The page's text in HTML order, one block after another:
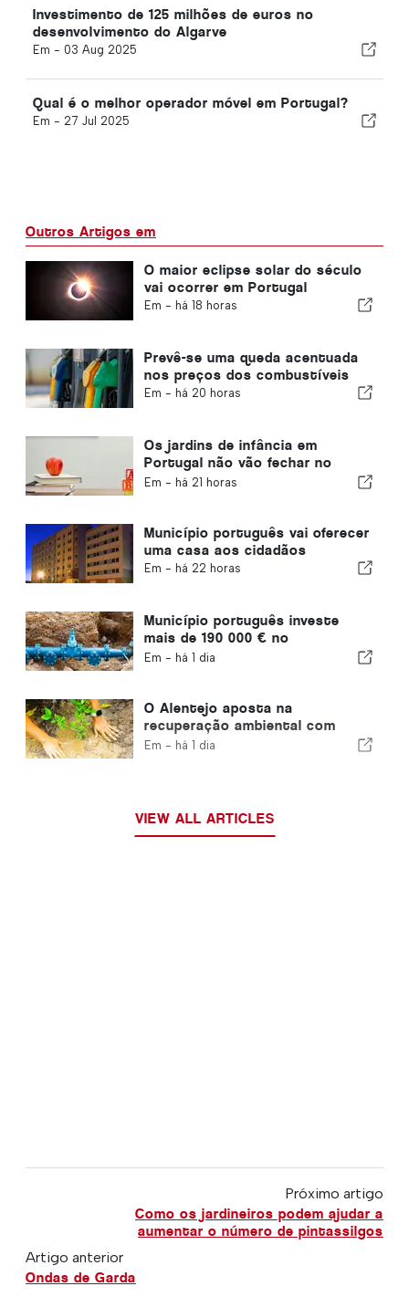
Investimento de 125 milhões de euros no
desenvolvimento do Algarve
Em - 03 Aug 2025
Qual é o melhor operador móvel em Portugal?
Em - 27 Jul 2025
Outros Artigos em
O maior eclipse solar do século
vai ocorrer em Portugal
Em - há 18 horas
Prevê-se uma queda acentuada
nos preços dos combustíveis
Em - há 20 horas
Os jardins de infância em
Portugal não vão fechar no
distrito de Viana do Castelo
Em - há 21 horas
Município português vai oferecer
uma casa aos cidadãos
Em - há 22 horas
Município português investe
mais de 190 000 € no
abastecimento de água
Em - há 1 dia
O Alentejo aposta na
recuperação ambiental com
fundos europeus
Em - há 1 dia
VIEW ALL ARTICLES
Próximo artigo
Como os jardineiros podem ajudar a
aumentar o número de pintassilgos
Artigo anterior
Ondas de Garda